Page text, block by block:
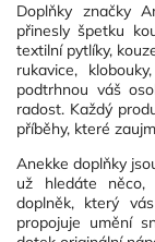
Doplňky značky
přinesly špetku
textilní pytlíky,
rukavice,
podtrhnou váš
radost. Každý
příběhy, které
Anekke doplňky
už hledáte něco,
doplněk, který
propojuje umění